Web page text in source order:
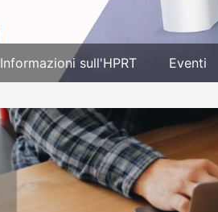
Informazioni sull'HPRT Eventi